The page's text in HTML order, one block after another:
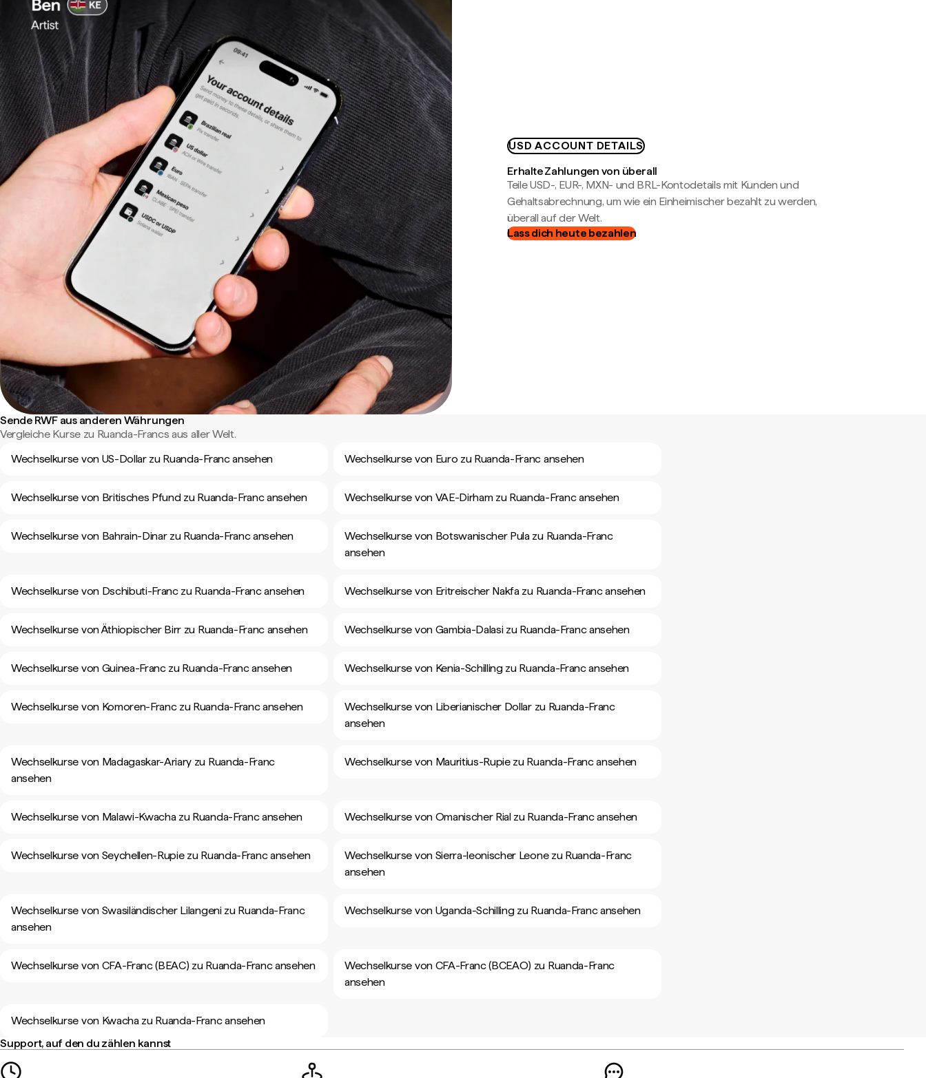
USD ACCOUNT DETAILS
Erhalte Zahlungen von überall
Teile USD-, EUR-, MXN- und BRL-Kontodetails mit Kunden und
Gehaltsabrechnung, um wie ein Einheimischer bezahlt zu werden,
überall auf der Welt.
Lass dich heute bezahlen
Sende RWF aus anderen Währungen
Vergleiche Kurse zu Ruanda-Francs aus aller Welt.
Wechselkurse von US-Dollar zu Ruanda-Franc ansehen
Wechselkurse von Euro zu Ruanda-Franc ansehen
Wechselkurse von Britisches Pfund zu Ruanda-Franc ansehen Wechselkurse von VAE-Dirham zu Ruanda-Franc ansehen
Wechselkurse von Bahrain-Dinar zu Ruanda-Franc ansehen
Wechselkurse von Botswanischer Pula zu Ruanda-Franc
ansehen
Wechselkurse von Dschibuti-Franc zu Ruanda-Franc ansehen Wechselkurse von Eritreischer Nakfa zu Ruanda-Franc ansehen
Wechselkurse von Äthiopischer Birr zu Ruanda-Franc ansehen Wechselkurse von Gambia-Dalasi zu Ruanda-Franc ansehen
Wechselkurse von Guinea-Franc zu Ruanda-Franc ansehen Wechselkurse von Kenia-Schilling zu Ruanda-Franc ansehen
Wechselkurse von Komoren-Franc zu Ruanda-Franc ansehen
Wechselkurse von Liberianischer Dollar zu Ruanda-Franc
ansehen
Wechselkurse von Madagaskar-Ariary zu Ruanda-Franc
ansehen
Wechselkurse von Mauritius-Rupie zu Ruanda-Franc ansehen
Wechselkurse von Malawi-Kwacha zu Ruanda-Franc ansehen Wechselkurse von Omanischer Rial zu Ruanda-Franc ansehen
Wechselkurse von Seychellen-Rupie zu Ruanda-Franc ansehen
Wechselkurse von Sierra-leonischer Leone zu Ruanda-Franc
ansehen
Wechselkurse von Swasiländischer Lilangeni zu Ruanda-Franc
ansehen
Wechselkurse von Uganda-Schilling zu Ruanda-Franc ansehen
Wechselkurse von CFA-Franc (BEAC) zu Ruanda-Franc ansehen
Wechselkurse von CFA-Franc (BCEAO) zu Ruanda-Franc
ansehen
Wechselkurse von Kwacha zu Ruanda-Franc ansehen
Support, auf den du zählen kannst